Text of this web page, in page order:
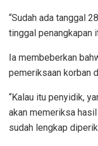
“Sudah ada tanggal
tinggal penangkapan
Ia membeberkan
pemeriksaan korban
“Kalau itu penyidik,
akan memeriksa
sudah lengkap